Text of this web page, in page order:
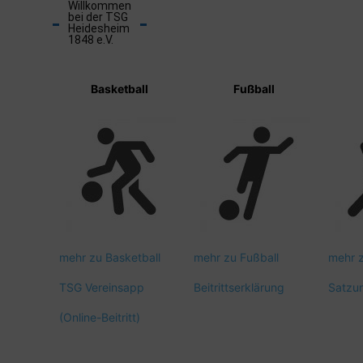
Willkommen
bei der TSG
Heidesheim
1848 e.V.
Basketball Fußball
mehr zu Basketball mehr zu Fußball mehr
TSG Vereinsapp Beitrittserklärung
(Online-Beitritt)